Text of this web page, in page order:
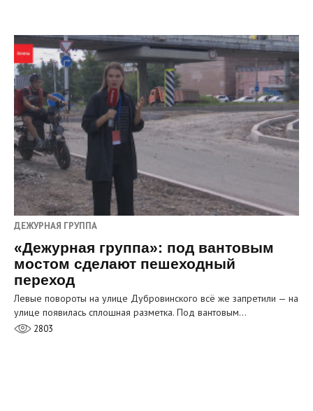
ДЕЖУРНАЯ ГРУППА
«Дежурная группа»: под вантовым
мостом сделают пешеходный
переход
Левые повороты на улице Дубровинского всё же запретили — на
улице появилась сплошная разметка. Под вантовым…
2803